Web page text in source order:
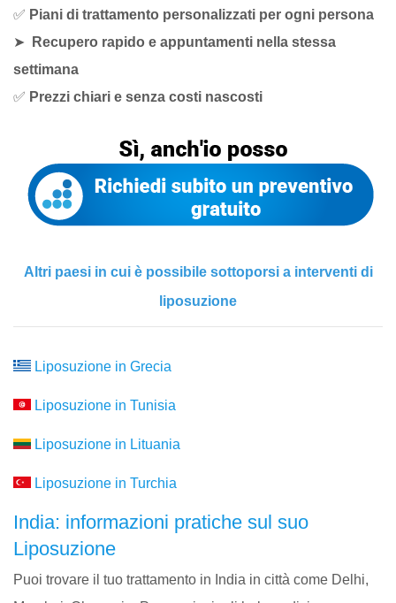
✅ Piani di trattamento personalizzati per ogni persona
➤
Recupero rapido e appuntamenti nella stessa
settimana
✅ Prezzi chiari e senza costi nascosti
Altri paesi in cui è possibile sottoporsi a interventi di
liposuzione
Liposuzione in Grecia
Liposuzione in Tunisia
Liposuzione in Lituania
Liposuzione in Turchia
India: informazioni pratiche sul suo
Liposuzione
Puoi trovare il tuo trattamento in India in città come Delhi,